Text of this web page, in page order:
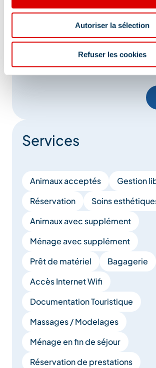
Autoriser la sélection
Refuser les cookies
Toilettes séparées
Linge
Aspirateur
Matériel Bébé
Baignoire
Services
Animaux acceptés
Gestion
Réservation
Soins
Animaux avec supplément
Ménage avec supplément
Prêt de matériel
Bagagerie
Accès Internet Wifi
Documentation Touristique
Massages / Modelages
Ménage en fin de séjour
Réservation de prestations